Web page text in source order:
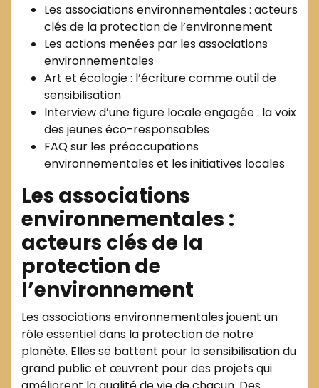
Les associations environnementales : acteurs
clés de la protection de l’environnement
Les actions menées par les associations
environnementales
Art et écologie : l’écriture comme outil de
sensibilisation
Interview d’une figure locale engagée : la voix
des jeunes éco-responsables
FAQ sur les préoccupations
environnementales et les initiatives locales
Les associations
environnementales :
acteurs clés de la
protection de
l’environnement
Les associations environnementales jouent un
rôle essentiel dans la protection de notre
planète. Elles se battent pour la sensibilisation du
grand public et œuvrent pour des projets qui